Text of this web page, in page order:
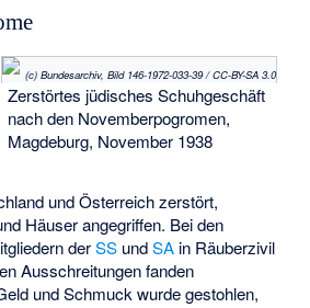
(c) Bundesarchiv, Bild 146-1972-033-39 / CC-BY-SA 3.0
Zerstörtes jüdisches Schuhgeschäft
nach den Novemberpogromen,
Magdeburg, November 1938
und Österreich zerstört,
Häuser angegriffen. Bei den
derSS undSA in Räuberzivil
Ausschreitungen fanden
und Schmuck wurde gestohlen,